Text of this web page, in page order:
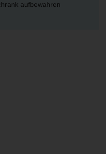
aufbewahren